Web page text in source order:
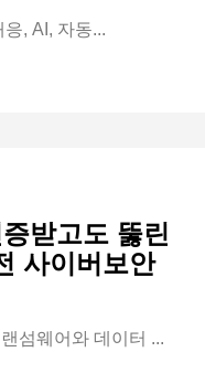
, AI, 자동...
받고도 뚫린
사이버보안
섬웨어와 데이터 ...